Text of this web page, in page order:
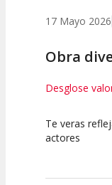
17 Mayo 2026
Obra
Desglose
10
Te veras
actores